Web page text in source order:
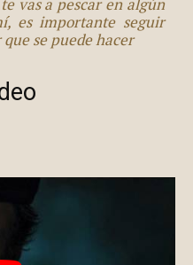
hecho, aseguró en una
vas a pescar en algún
es importante seguir